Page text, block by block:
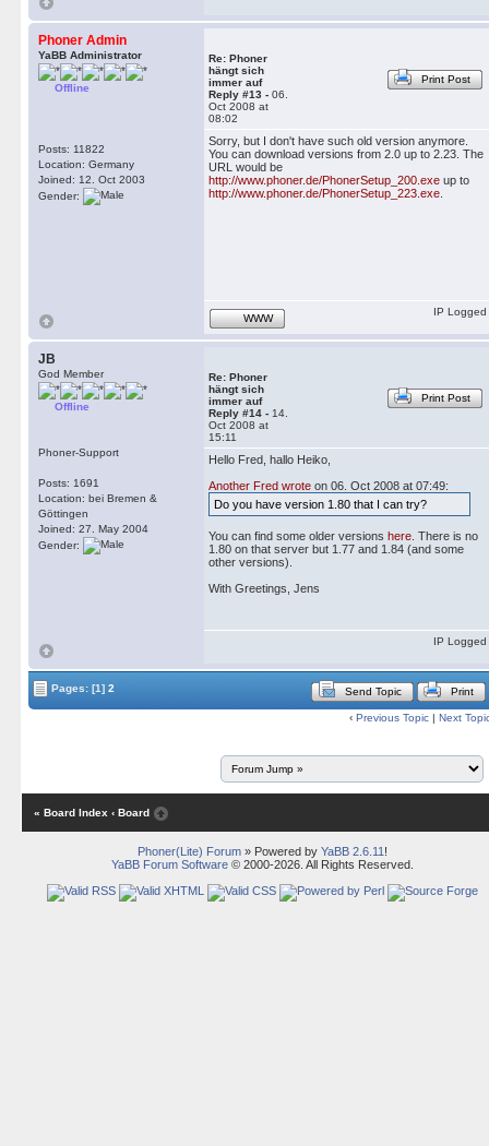
Phoner Admin
YaBB Administrator
Offline
Posts: 11822
Location: Germany
Joined: 12. Oct 2003
Gender:
Re: Phoner
hängt sich
immer auf
Reply #13 - 06.
Oct 2008 at
08:02
Print Post
Sorry, but I don't have such old version anymore.
You can download versions from 2.0 up to 2.23. The
URL would be
http://www.phoner.de/PhonerSetup_200.exe up to
http://www.phoner.de/PhonerSetup_223.exe
WWW
IP Logged
JB
God Member
Offline
Phoner-Support
Posts: 1691
Location: bei Bremen &
Göttingen
Joined: 27. May 2004
Gender:
Re: Phoner
hängt sich
immer auf
Reply #14 - 14.
Oct 2008 at
15:11
Print Post
Hello Fred, hallo Heiko,
Another Fred wrote on 06. Oct 2008 at 07:49:
Do you have version 1.80 that I can try?
You can find some older versions here . There is no
1.80 on that server but 1.77 and 1.84 (and some
other versions).
With Greetings, Jens
IP Logged
Pages: [1] 2 Send Topic Print
‹ Previous Topic | Next
« Board Index ‹ Board
Phoner(Lite) Forum» Powered by YaBB 2.6.11 !
YaBB Forum Software© 2000-2026. All Rights Reserved.